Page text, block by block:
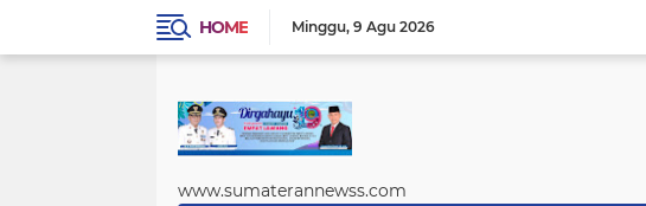
HOME Minggu 9 Agu 2026
www.sumaterannewss.com